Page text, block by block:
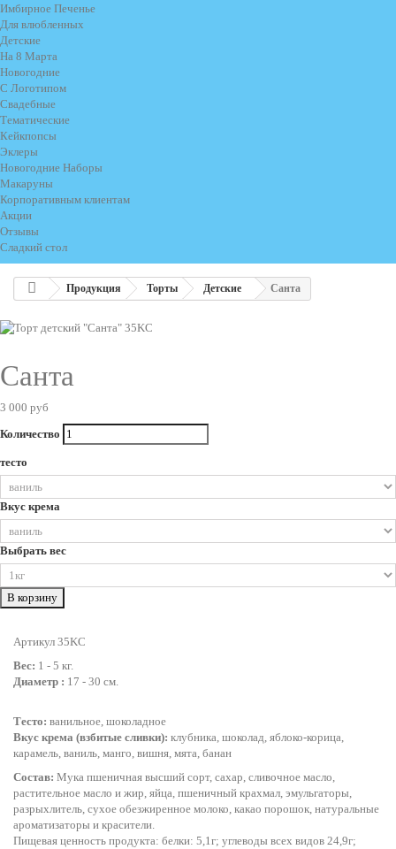
Имбирное Печенье
Для влюбленных
Детские
На 8 Марта
Новогодние
С Логотипом
Свадебные
Тематические
Кейкпопсы
Эклеры
Новогодние Наборы
Макаруны
Корпоративным клиентам
Акции
Отзывы
Сладкий стол
Продукция Торты Детские Санта
Санта
3 000 руб
Количество
тесто
Вкус крема
Выбрать вес
В корзину
Артикул 35KC
Вес: 1 - 5 кг.
Диаметр : 17 - 30 см.
Тесто: ванильное, шоколадное
Вкус крема (взбитые сливки): клубника, шоколад, яблоко-корица,
карамель, ваниль, манго, вишня, мята, банан
Состав: Мука пшеничная высший сорт, сахар, сливочное масло,
растительное масло и жир, яйца, пшеничный крахмал, эмульгаторы,
разрыхлитель, сухое обезжиренное молоко, какао порошок, натуральные
ароматизаторы и красители.
Пищевая ценность продукта: белки: 5,1г; углеводы всех видов 24,9г;